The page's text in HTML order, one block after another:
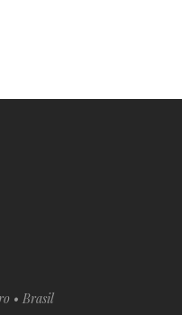
• Brasil